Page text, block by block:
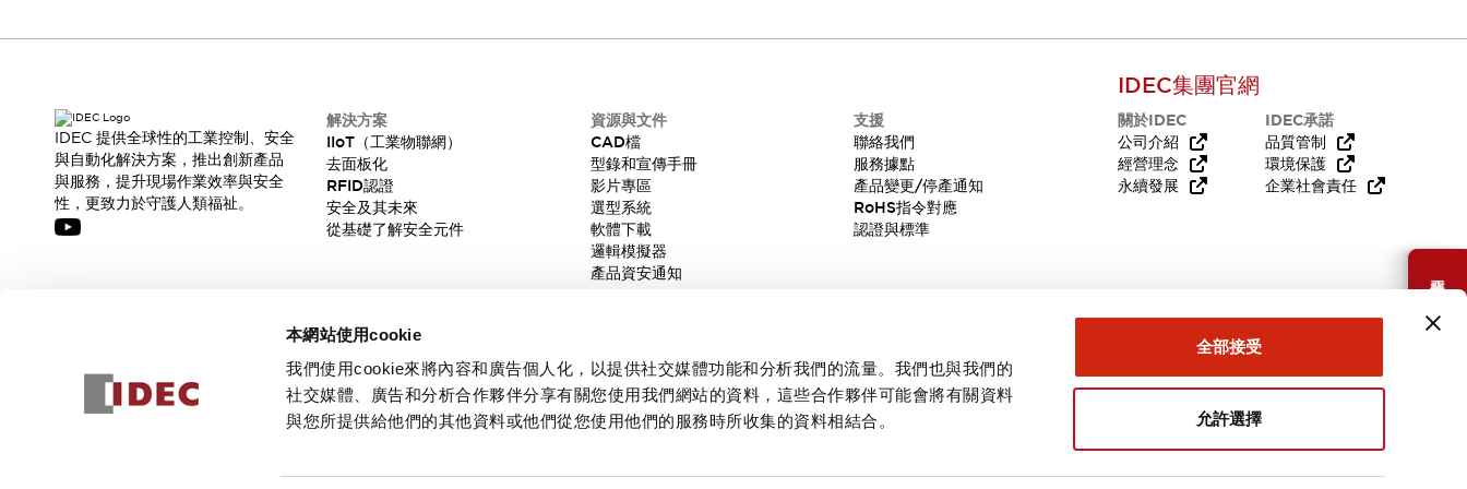
本網站使用cookie
我們使用cookie來將內容和廣告個人化，以提供社交媒體功能和分析我們的流量。我們也與我們的
社交媒體、廣告和分析合作夥伴分享有關您使用我們網站的資料，這些合作夥伴可能會將有關資料
與您所提供給他們的其他資料或他們從您使用他們的服務時所收集的資料相結合。
全部接受
允許選擇
需要幫助嗎？
IDEC 提供全球性的工業控制、安全
與自動化解決方案，推出創新產品
與服務，提升現場作業效率與安全
性，更致力於守護人類福祉。
解決方案
IIoT（工業物聯網）
去面板化
RFID認證
安全及其未來
從基礎了解安全元件
資源與文件
CAD檔
型錄和宣傳手冊
影片專區
選型系統
軟體下載
邏輯模擬器
產品資安通知
支援
聯絡我們
服務據點
產品變更/停產通知
RoHS指令對應
認證與標準
IDEC集團官網
關於IDEC
公司介紹
經營理念
永續發展
IDEC承諾
品質管制
環境保護
企業社會責任
訂閱
隱私權政策使用條款 台灣